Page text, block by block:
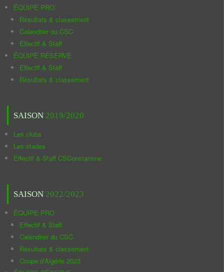
ÉQUIPE PRO
Résultats & classement
Calendrier du CSC
Effectif & Staff
ÉQUIPE RÉSERVE
Effectif & Staff
Résultats & classement
SAISON 2019/2020
Les clubs
Les stades
Effectif & Staff CSConstantine
SAISON 2022/2023
ÉQUIPE PRO
Effectif & Staff
Calendrier du CSC
Résultats & classement
Coupe d'Algérie 2023